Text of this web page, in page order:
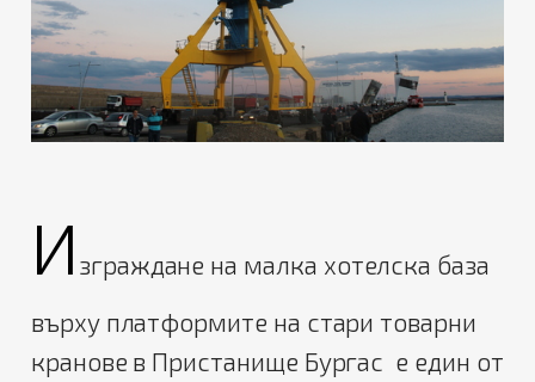
И зграждане на малка хотелска база
върху платформите на стари товарни
кранове в Пристанище Бургас е един от